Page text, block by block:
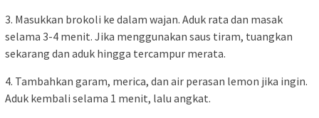
3. Masukkan brokoli ke dalam wajan. Aduk rata dan masak
selama 3-4 menit. Jika menggunakan saus tiram, tuangkan
sekarang dan aduk hingga tercampur merata.
4. Tambahkan garam, merica, dan air perasan lemon jika ingin.
Aduk kembali selama 1 menit, lalu angkat.